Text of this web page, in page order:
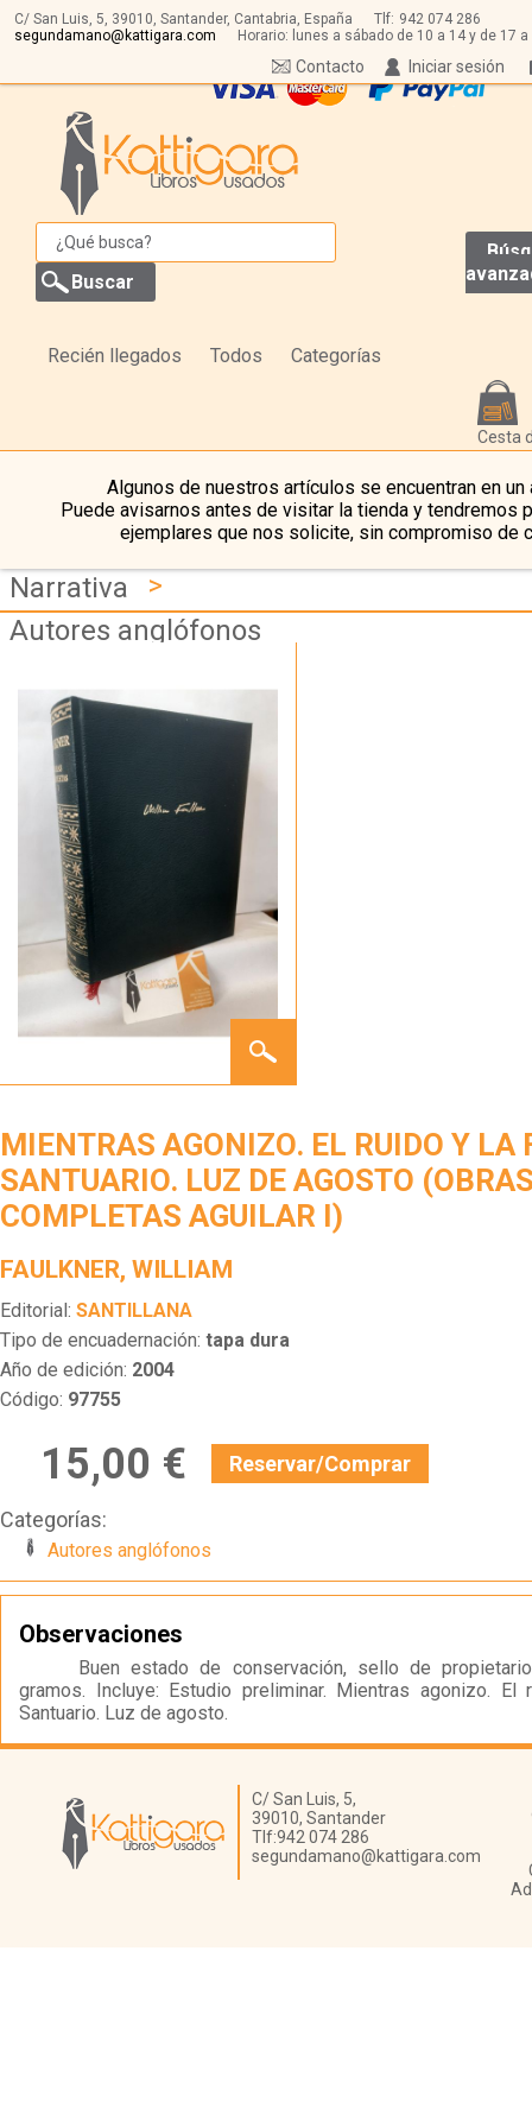
C/ San Luis, 5, 39010, Santander, Cantabria, España Tlf: 942 074 286
segundamano@kattigara.com
Horario: lunes a sábado de 10 a 14 y de 17 a
Iniciar sesión
Contacto
Recién llegados Todos Categorías
Cesta
Algunos de nuestros artículos se encuentran en un
Puede avisarnos antes de visitar la tienda y tendremos
ejemplares que nos solicite, sin compromiso de
Narrativa
>
Autores anglófonos
AGONIZO.
FURIA.
SANTUARIO.
LUZ DE
AGOSTO
(OBRAS
COMPLETAS
AGUILAR
MIENTRAS AGONIZO. EL RUIDO Y LA
SANTUARIO. LUZ DE AGOSTO
COMPLETAS AGUILAR I)
FAULKNER, WILLIAM
Editorial: SANTILLANA
Tipo de encuadernación: tapa dura
Año de edición: 2004
Código: 97755
15,00 € Reservar/Comprar
Categorías:
Autores anglófonos
Observaciones
Buen estado de conservación, sello de
gramos. Incluye: Estudio preliminar. Mientras agonizo.
Santuario. Luz de agosto.
Librería Kattigara
C/ San Luis, 5,
39010, Santander
Tlf:942 074 286
segundamano@kattigara.com